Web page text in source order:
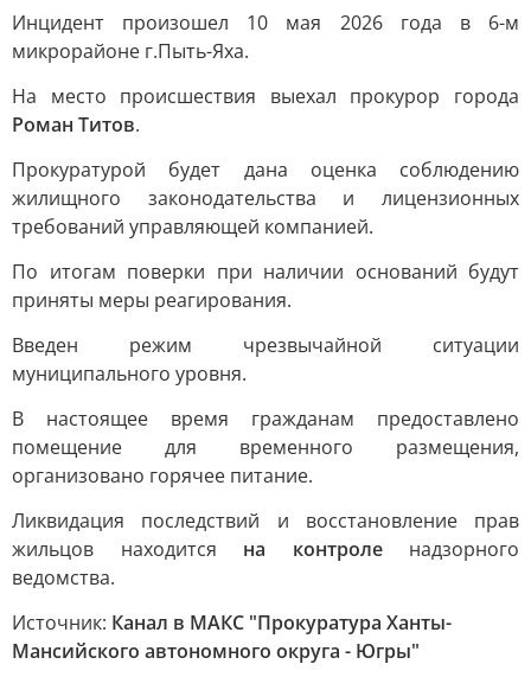
Инцидент произошел 10 мая 2026 года в 6-м
микрорайоне г.Пыть-Яха.
На место происшествия выехал прокурор города
Роман Титов.
Прокуратурой будет дана оценка соблюдению
жилищного законодательства и лицензионных
требований управляющей компанией.
По итогам поверки при наличии оснований будут
приняты меры реагирования.
Введен режим чрезвычайной ситуации
муниципального уровня.
В настоящее время гражданам предоставлено
помещение для временного размещения,
организовано горячее питание.
Ликвидация последствий и восстановление прав
жильцов находится на контроленадзорного
ведомства.
Источник: Канал в МАКС "Прокуратура Ханты-
Мансийского автономного округа - Югры"